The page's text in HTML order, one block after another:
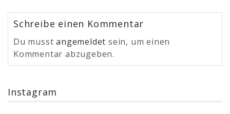
Schreibe einen Kommentar
Du musstangemeldet sein, um einen
Kommentar abzugeben.
Instagram